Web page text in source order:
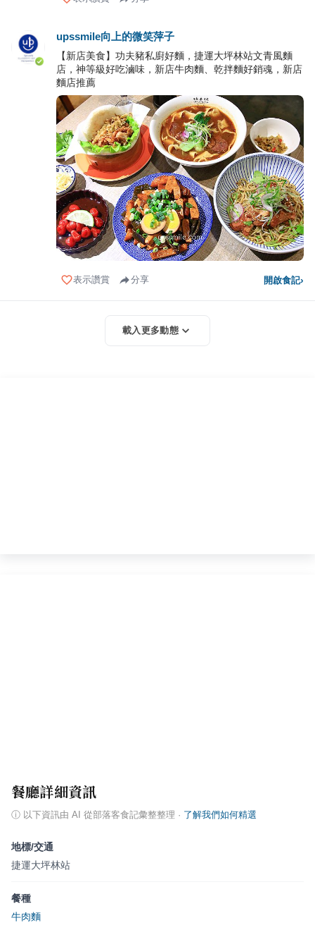
upssmile向上的微笑萍子
【新店美食】功夫豬私廚好麵，捷運大坪林站文青風麵
店，神等級好吃滷味，新店牛肉麵、乾拌麵好銷魂，新店
麵店推薦
表示讚賞 分享 開啟食記›
載入更多動態
餐廳詳細資訊
ⓘ 以下資訊由 AI 從部落客食記彙整整理 · 了解我們如何精選
地標/交通
捷運大坪林站
餐種
牛肉麵